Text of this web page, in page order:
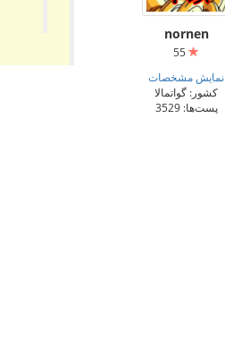
nornen
نمایش مشخصات
کشور: گواتمالا
پست‌ها: 3529